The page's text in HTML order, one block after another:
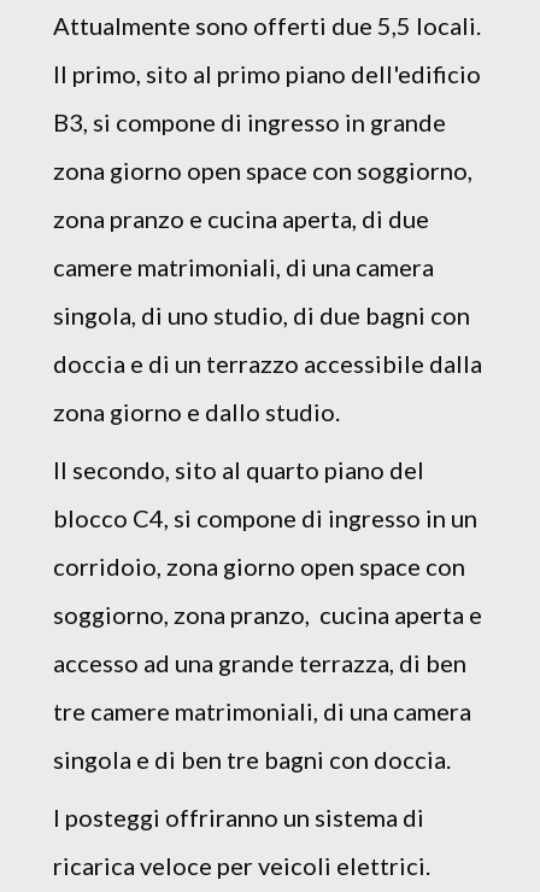
Attualmente sono offerti due 5,5 locali.
Il primo, sito al primo piano dell'edificio
B3, si compone di ingresso in grande
zona giorno open space con soggiorno,
zona pranzo e cucina aperta, di due
camere matrimoniali, di una camera
singola, di uno studio, di due bagni con
doccia e di un terrazzo accessibile dalla
zona giorno e dallo studio.
Il secondo, sito al quarto piano del
blocco C4, si compone di ingresso in un
corridoio, zona giorno open space con
soggiorno, zona pranzo, cucina aperta e
accesso ad una grande terrazza, di ben
tre camere matrimoniali, di una camera
singola e di ben tre bagni con doccia.
I posteggi offriranno un sistema di
ricarica veloce per veicoli elettrici.